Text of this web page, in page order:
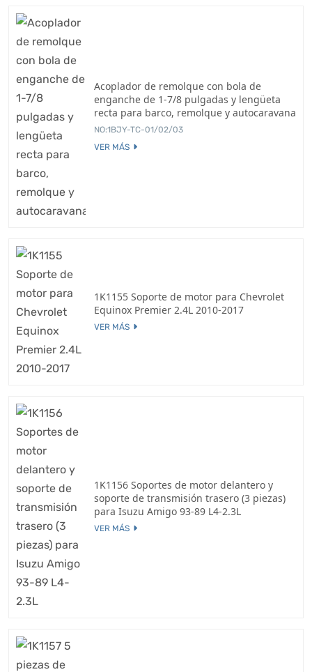
Acoplador de remolque con bola de
enganche de 1-7/8 pulgadas y lengüeta
recta para barco, remolque y autocaravana
NO:1BJY-TC-01/02/03
VER MÁS
1K1155 Soporte de motor para Chevrolet
Equinox Premier 2.4L 2010-2017
VER MÁS
1K1156 Soportes de motor delantero y
soporte de transmisión trasero (3 piezas)
para Isuzu Amigo 93-89 L4-2.3L
VER MÁS